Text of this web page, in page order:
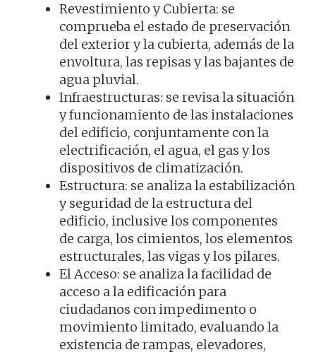
Revestimiento y Cubierta: se
comprueba el estado de preservación
del exterior y la cubierta, además de la
envoltura, las repisas y las bajantes de
agua pluvial.
Infraestructuras: se revisa la situación
y funcionamiento de las instalaciones
del edificio, conjuntamente con la
electrificación, el agua, el gas y los
dispositivos de climatización.
Estructura: se analiza la estabilización
y seguridad de la estructura del
edificio, inclusive los componentes
de carga, los cimientos, los elementos
estructurales, las vigas y los pilares.
El Acceso: se analiza la facilidad de
acceso a la edificación para
ciudadanos con impedimento o
movimiento limitado, evaluando la
existencia de rampas, elevadores,